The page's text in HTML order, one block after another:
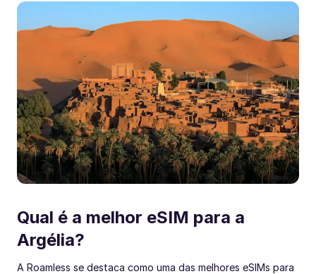
Qual é a melhor eSIM para a
Argélia?
A Roamless se destaca como uma das melhores eSIMs para